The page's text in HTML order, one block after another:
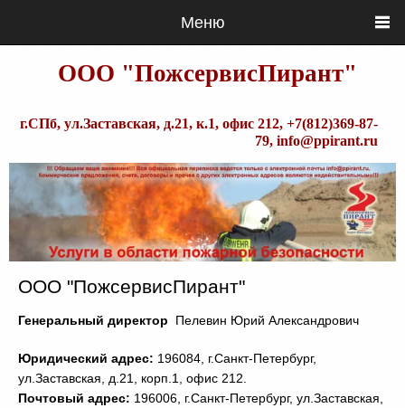
Меню
ООО "ПожсервисПирант"
г.СПб, ул.Заставская, д.21, к.1, офис 212, +7(812)369-87-
79, info@ppirant.ru
ООО "ПожсервисПирант"
Генеральный директор Пелевин Юрий Александрович
Юридический адрес: 196084, г.Санкт-Петербург,
ул.Заставская, д.21, корп.1, офис 212.
Почтовый адрес: 196006, г.Санкт-Петербург, ул.Заставская,